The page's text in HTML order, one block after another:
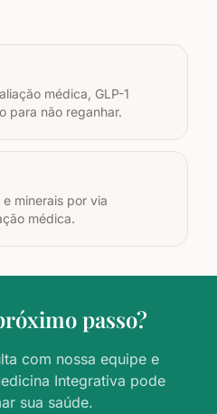
médica, GLP-1
para não reganhar.
minerais por via
médica.
passo?
com nossa equipe e
Integrativa pode
sua saúde.